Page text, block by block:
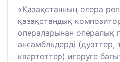
«Қазақстанның опера
қазақстандық
операларынан опералық
ансамбльдерді (дуэттер,
квартеттер) игеруге